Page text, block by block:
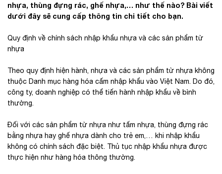
nhựa, thùng đựng rác, ghế nhựa,… như thế nào? Bài viết
dưới đây sẽ cung cấp thông tin chi tiết cho bạn.
Quy định về chính sách nhập khẩu nhựa và các sản phẩm từ
nhựa
Theo quy định hiện hành, nhựa và các sản phẩm từ nhựa không
thuộc Danh mục hàng hóa cấm nhập khẩu vào Việt Nam. Do đó,
công ty, doanh nghiệp có thể tiến hành nhập khẩu về bình
thường.
Đối với các sản phẩm từ nhựa như tấm nhựa, thùng đựng rác
bằng nhựa hay ghế nhựa dành cho trẻ em,… khi nhập khẩu
không có chính sách đặc biệt. Thủ tục nhập khẩu nhựa được
thực hiện như hàng hóa thông thường.